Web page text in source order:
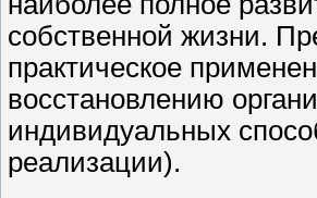
собственной жизни.
практическое
восстановлению
индивидуальных
реализации).